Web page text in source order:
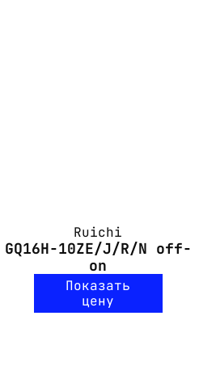
Ruichi
GQ16H-10ZE/J/R/N off-
on
Показать
цену